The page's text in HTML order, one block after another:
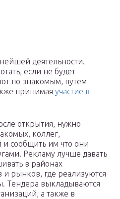
деятельности.
если не будет
по знакомым, путем
принимая участие в
открытия, нужно
коллег,
и сообщить им что они
Рекламу лучше давать
в районах
и рынков, где реализуются
Тендера выкладываются
а также в